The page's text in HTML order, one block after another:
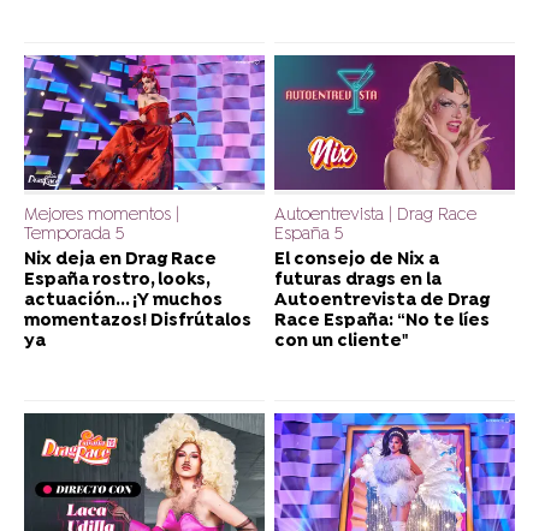
Mejores momentos |
Temporada 5
Nix deja en Drag Race
España rostro, looks,
actuación... ¡Y muchos
momentazos! Disfrútalos
ya
Autoentrevista | Drag Race
España 5
El consejo de Nix a
futuras drags en la
Autoentrevista de Drag
Race España: “No te líes
con un cliente"